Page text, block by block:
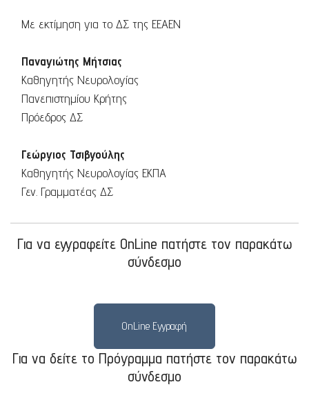
Με εκτίμηση για το ΔΣ της ΕΕΑΕΝ
Παναγιώτης Μήτσιας
Καθηγητής Νευρολογίας
Πανεπιστημίου Κρήτης
Πρόεδρος ΔΣ
Γεώργιος Τσιβγούλης
Καθηγητής Νευρολογίας ΕΚΠΑ
Γεν. Γραμματέας ΔΣ
Για να εγγραφείτε OnLine πατήστε τον παρακάτω
σύνδεσμο
OnLine Εγγραφή
Για να δείτε το Πρόγραμμα πατήστε τον παρακάτω
σύνδεσμο